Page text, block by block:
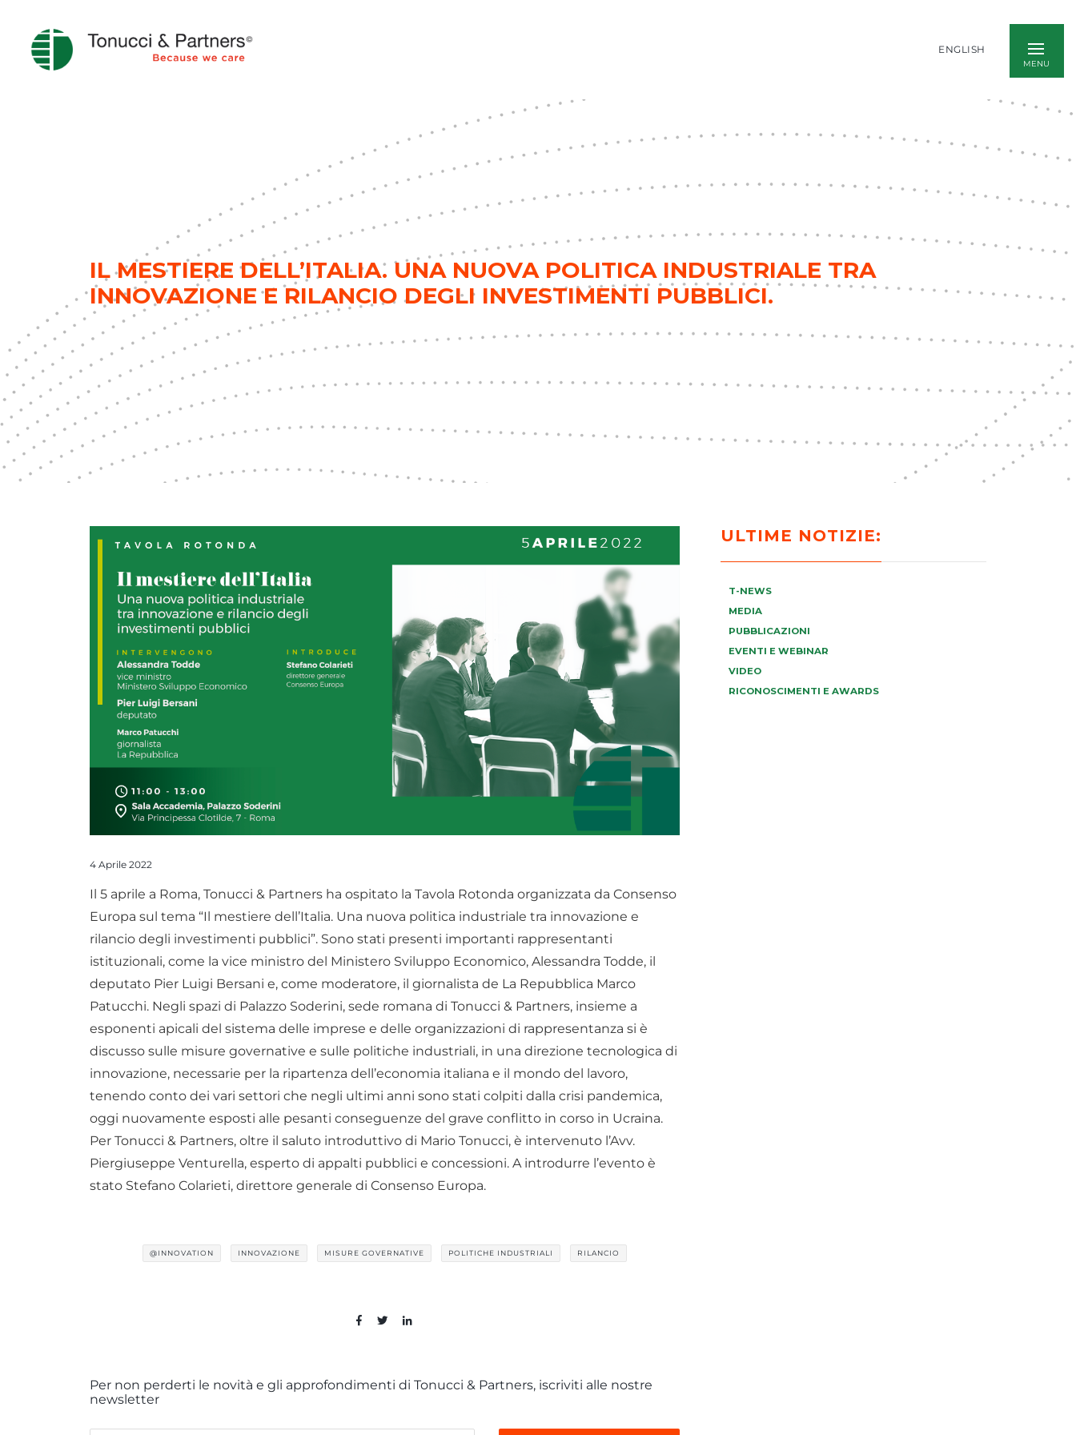
ENGLISH
IL MESTIERE DELL’ITALIA. UNA NUOVA POLITICA INDUSTRIALE TRA
INNOVAZIONE E RILANCIO DEGLI INVESTIMENTI PUBBLICI.
4 Aprile 2022
Il 5 aprile a Roma, Tonucci & Partners ha ospitato la Tavola Rotonda organizzata da Consenso
Europa sul tema “Il mestiere dell’Italia. Una nuova politica industriale tra innovazione e
rilancio degli investimenti pubblici”. Sono stati presenti importanti rappresentanti
istituzionali, come la vice ministro del Ministero Sviluppo Economico, Alessandra Todde, il
deputato Pier Luigi Bersani e, come moderatore, il giornalista de La Repubblica Marco
Patucchi. Negli spazi di Palazzo Soderini, sede romana di Tonucci & Partners, insieme a
esponenti apicali del sistema delle imprese e delle organizzazioni di rappresentanza si è
discusso sulle misure governative e sulle politiche industriali, in una direzione tecnologica di
innovazione, necessarie per la ripartenza dell’economia italiana e il mondo del lavoro,
tenendo conto dei vari settori che negli ultimi anni sono stati colpiti dalla crisi pandemica,
oggi nuovamente esposti alle pesanti conseguenze del grave conflitto in corso in Ucraina.
Per Tonucci & Partners, oltre il saluto introduttivo di Mario Tonucci, è intervenuto l’Avv.
Piergiuseppe Venturella, esperto di appalti pubblici e concessioni. A introdurre l’evento è
stato Stefano Colarieti, direttore generale di Consenso Europa.
@INNOVATION INNOVAZIONE MISURE GOVERNATIVE POLITICHE INDUSTRIALI RILANCIO
Per non perderti le novità e gli approfondimenti di Tonucci & Partners, iscriviti alle nostre
newsletter
ULTIME NOTIZIE:
T-NEWS
MEDIA
PUBBLICAZIONI
EVENTI E WEBINAR
VIDEO
RICONOSCIMENTI E AWARDS